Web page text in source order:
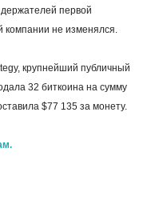
первой
компании не изменялся.
крупнейший публичный
32 биткоина на сумму
$77 135 за монету.